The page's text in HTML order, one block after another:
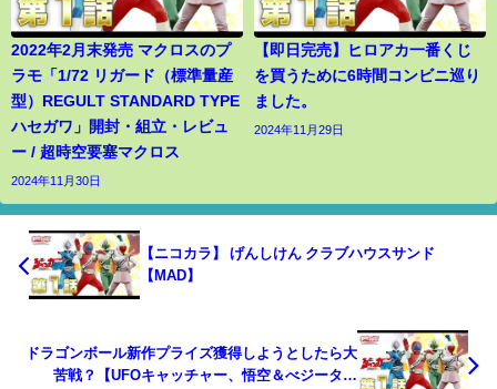
2022年2月末発売 マクロスのプ
ラモ「1/72 リガード（標準量産
型）REGULT STANDARD TYPE
ハセガワ」開封・組立・レビュ
ー / 超時空要塞マクロス
2024年11月30日
【即日完売】ヒロアカ一番くじ
を買うために6時間コンビニ巡り
ました。
2024年11月29日
【ニコカラ】 げんしけん クラブハウスサンド
【MAD】
ドラゴンボール新作プライズ獲得しようとしたら大
苦戦？【UFOキャッチャー、悟空＆べジータ、